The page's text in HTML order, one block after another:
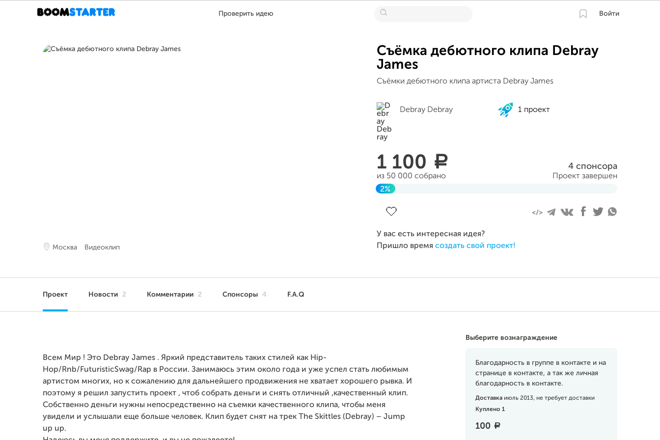
Проверить идею Войти
Москва Видеоклип
Съёмка дебютного клипа Debray
James
Съёмки дебютного клипа артиста Debray James
Debray Debray 1 проект
1 100 a
из 50 000 собрано
4 спонсора
Проект завершен
2%
У вас есть интересная идея?
Пришло время создать свой проект!
Проект Новости 2 Комментарии 2 Спонсоры 4 F.A.Q
Выберите вознаграждение
Благодарность в группе в контакте и на
странице в контакте, а так же личная
благодарность в контакте.
Доставка июль 2013, не требует доставки
Куплено 1
100 a
Всем Мир ! Это Debray James . Яркий представитель таких стилей как Hip-
Hop/Rnb/FuturisticSwag/Rap в России. Занимаюсь этим около года и уже успел стать любимым
артистом многих, но к сожалению для дальнейшего продвижения не хватает хорошего рывка. И
поэтому я решил запустить проект , чтоб собрать деньги и снять отличный ,качественный клип.
Собственно деньги нужны непосредственно на съемки качественного клипа, чтобы меня
увидели и услышали еще больше человек. Клип будет снят на трек The Skittles (Debray) – Jump
up up.